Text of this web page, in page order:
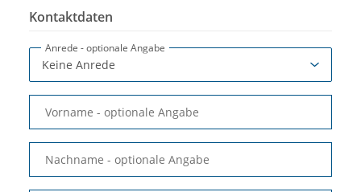
Kontaktdaten
Anrede - optionale Angabe
Vorname - optionale Angabe
Nachname - optionale Angabe